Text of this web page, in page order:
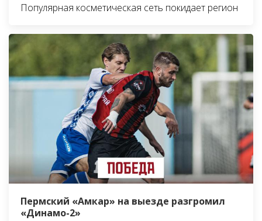
Популярная косметическая сеть покидает регион
Пермский «Амкар» на выезде разгромил
«Динамо-2»